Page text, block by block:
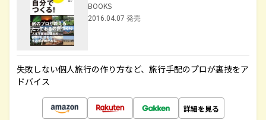
BOOKS
2016.04.07 発売
失敗しない個人旅行の作り方など、旅行手配のプロが裏技をア
ドバイス
詳細を見る